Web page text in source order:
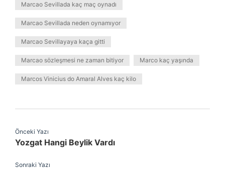
Marcao Sevillada kaç maç oynadı
Marcao Sevillada neden oynamıyor
Marcao Sevillayaya kaça gitti
Marcao sözleşmesi ne zaman bitiyor Marco kaç yaşında
Marcos Vinicius do Amaral Alves kaç kilo
Önceki Yazı
Yozgat Hangi Beylik Vardı
Sonraki Yazı